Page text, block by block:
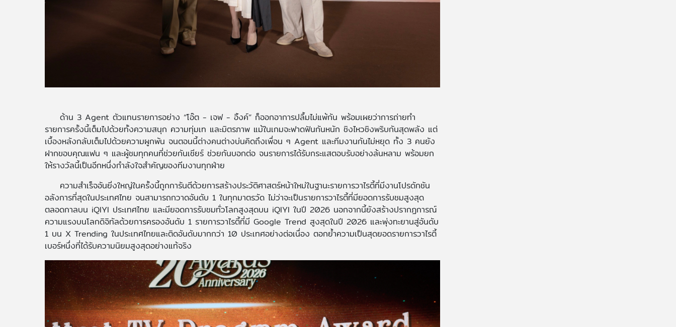
ด้าน 3 Agent ตัวแทนรายการอย่าง “โอ๊ต - เจฟ - อิ้งค์” ก็ออกอาการปลื้มไม่แพ้กัน พร้อมเผยว่าการถ่ายทำ
รายการครั้งนี้เต็มไปด้วยทั้งความสนุก ความทุ่มเท และมิตรภาพ แม้ในเกมจะฟาดฟันกันหนัก ชิงไหวชิงพริบกันสุดพลัง แต่
เบื้องหลังกลับเต็มไปด้วยความผูกพัน จนตอนนี้ต่างคนต่างบ่นคิดถึงเพื่อน ๆ Agent และทีมงานกันไม่หยุด ทั้ง 3 คนยัง
ฝากขอบคุณแฟน ๆ และผู้ชมทุกคนที่ช่วยกันเชียร์ ช่วยกันบอกต่อ จนรายการได้รับกระแสตอบรับอย่างล้นหลาม พร้อมยก
ให้รางวัลนี้เป็นอีกหนึ่งกำลังใจสำคัญของทีมงานทุกฝ่าย
ความสำเร็จอันยิ่งใหญ่ในครั้งนี้ถูกการันตีด้วยการสร้างประวัติศาสตร์หน้าใหม่ในฐานะรายการวาไรตี้ที่มีงานโปรดักชัน
อลังการที่สุดในประเทศไทย จนสามารถกวาดอันดับ 1 ในทุกมาตรวัด ไม่ว่าจะเป็นรายการวาไรตี้ที่มียอดการรับชมสูงสุด
ตลอดกาลบน iQIYI ประเทศไทย และมียอดการรับชมทั่วโลกสูงสุดบน iQIYI ในปี 2026 นอกจากนี้ยังสร้างปรากฏการณ์
ความแรงบนโลกดิจิทัลด้วยการครองอันดับ 1 รายการวาไรตี้ที่มี Google Trend สูงสุดในปี 2026 และพุ่งทะยานสู่อันดับ
1 บน X Trending ในประเทศไทยและติดอันดับมากกว่า 10 ประเทศอย่างต่อเนื่อง ตอกย้ำความเป็นสุดยอดรายการวาไรตี้
เบอร์หนึ่งที่ได้รับความนิยมสูงสุดอย่างแท้จริง